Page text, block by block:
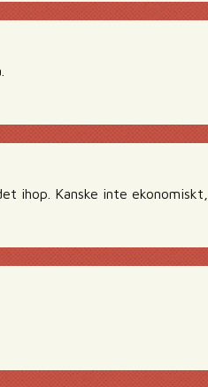
ihop. Kanske inte